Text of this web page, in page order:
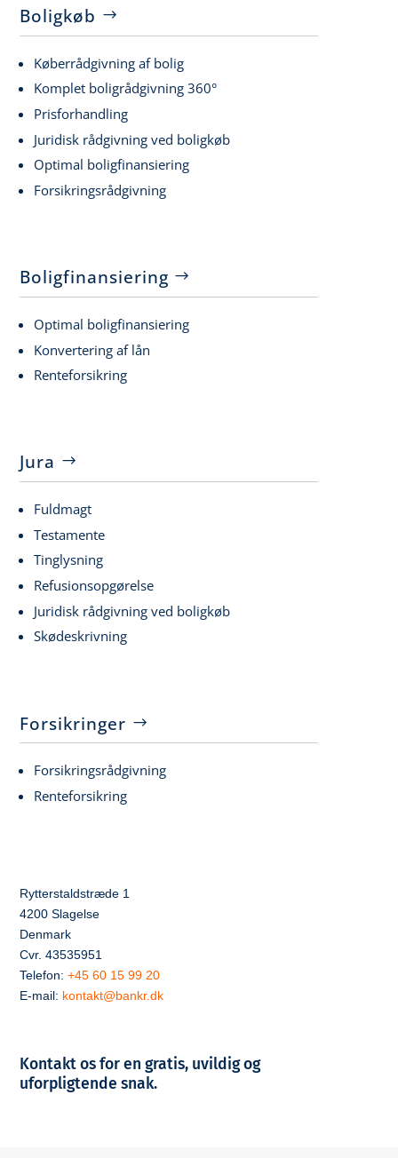
Boligkøb
Køberrådgivning af bolig
Komplet boligrådgivning 360°
Prisforhandling
Juridisk rådgivning ved boligkøb
Optimal boligfinansiering
Forsikringsrådgivning
Boligfinansiering
Optimal boligfinansiering
Konvertering af lån
Renteforsikring
Jura
Fuldmagt
Testamente
Tinglysning
Refusionsopgørelse
Juridisk rådgivning ved boligkøb
Skødeskrivning
Forsikringer
Forsikringsrådgivning
Renteforsikring
Rytterstaldstræde 1
4200 Slagelse
Denmark
Cvr. 43535951
Telefon:+45 60 15 99 20
E-mail: kontakt@bankr.dk
Kontakt os for en gratis, uvildig og
uforpligtende snak.